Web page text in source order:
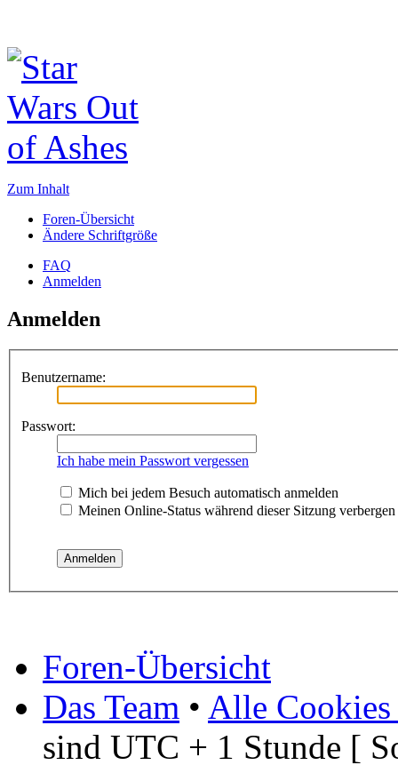
Zum Inhalt
Foren-Übersicht
Ändere Schriftgröße
FAQ
Anmelden
Anmelden
Benutzername:
Passwort:
Ich habe mein Passwort vergessen
Mich bei jedem Besuch automatisch anmelden
Meinen Online-Status während dieser Sitzung verbergen
Foren-Übersicht
Das Team • Alle Cookies
sind UTC + 1 Stunde [